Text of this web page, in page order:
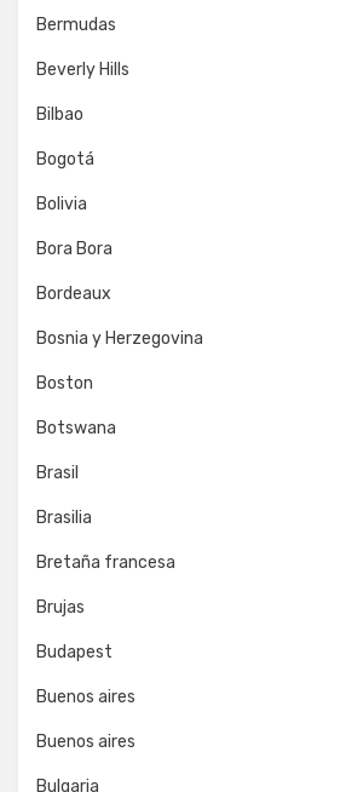
Bermudas
Beverly Hills
Bilbao
Bogotá
Bolivia
Bora Bora
Bordeaux
Bosnia y Herzegovina
Boston
Botswana
Brasil
Brasilia
Bretaña francesa
Brujas
Budapest
Buenos aires
Buenos aires
Bulgaria